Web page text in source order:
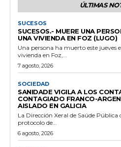
ÚLTIMAS
SUCESOS
SUCESOS.- MUERE UNA
UNA VIVIENDA EN FOZ (LUGO)
Una persona ha muerto este jueves
vivienda en Foz,...
7 agosto, 2026
SOCIEDAD
SANIDADE VIGILA A LOS
CONTAGIADO FRANCO-
AISLADO EN GALICIA
La Dirección Xeral de Saúde
protocolo de...
6 agosto, 2026